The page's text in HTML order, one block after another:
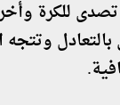
للكرة
وتتجه